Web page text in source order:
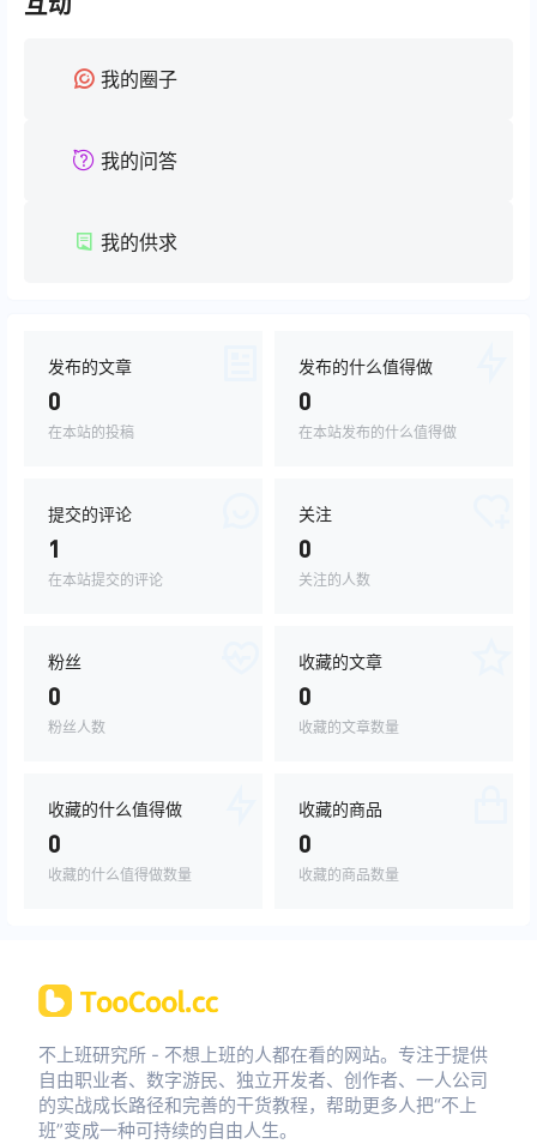
我的圈子
我的问答
我的供求
发布的文章
0
在本站的投稿
发布的什么值得做
0
在本站发布的什么值得做
提交的评论
1
在本站提交的评论
关注
0
关注的人数
粉丝
0
粉丝人数
收藏的文章
0
收藏的文章数量
收藏的什么值得做
0
收藏的什么值得做数量
收藏的商品
0
收藏的商品数量
不上班研究所 - 不想上班的人都在看的网站。专注于提供
自由职业者、数字游民、独立开发者、创作者、一人公司
的实战成长路径和完善的干货教程，帮助更多人把“不上
班”变成一种可持续的自由人生。